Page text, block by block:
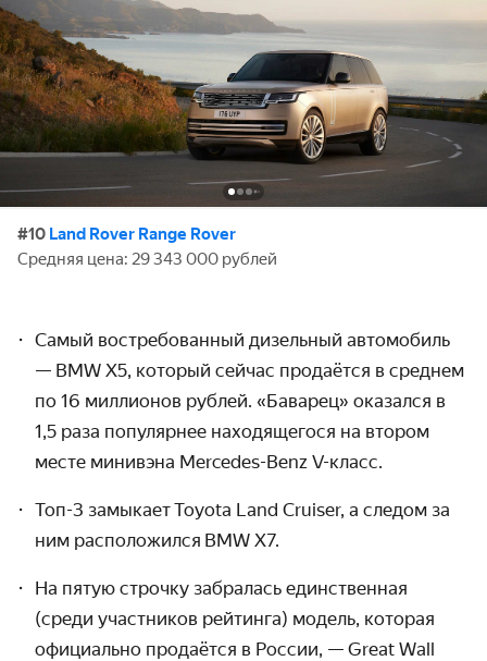
#10 Land Rover Range Rover
Средняя цена: 29 343 000 рублей
Самый востребованный дизельный автомобиль
— BMW X5, который сейчас продаётся в среднем
по 16 миллионов рублей. «Баварец» оказался в
1,5 раза популярнее находящегося на втором
месте минивэна Mercedes-Benz V-класс.
Топ-3 замыкает Toyota Land Cruiser, а следом за
ним расположился BMW X7.
На пятую строчку забралась единственная
(среди участников рейтинга) модель, которая
официально продаётся в России, — Great Wall